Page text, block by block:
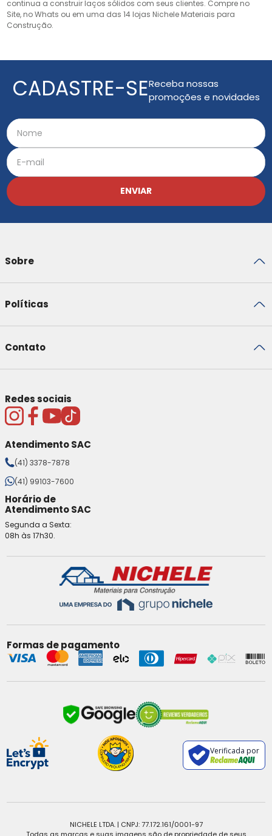
continua a construir laços sólidos com seus clientes. Compre no
Site, no Whats ou em uma das 14 lojas Nichele Materiais para
Construção.
CADASTRE-SEReceba nossas
promoções e novidades
ENVIAR
Sobre
Políticas
Contato
Redes sociais
Atendimento SAC
(41) 3378-7878
(41) 99103-7600
Horário de
Atendimento SAC
Segunda a Sexta:
08h às 17h30.
Formas de pagamento
Verificada por
NICHELE LTDA. | CNPJ: 77.172.161/0001-97